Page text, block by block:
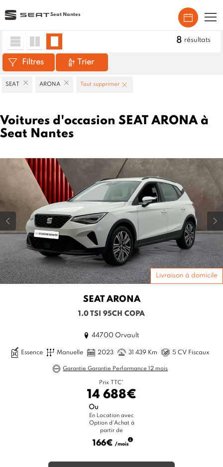
Seat Nantes
Véhicules d'occasion
SEAT ARONA Tout supprimer
Filtres Trier
8 résultats
Voitures d'occasion SEAT ARONA à
Seat Nantes
Livraison à domicile
SEATARONA
1.0 TSI 95CH COPA
44700 Orvault
Essence Manuelle 2023 31 439 Km 5 CV Fiscaux
Garantie Garantie Performance 12 mois
Prix TTC*
14 688€
Ou
En Location avec
Option d'Achat à
partir de
166€ /mois